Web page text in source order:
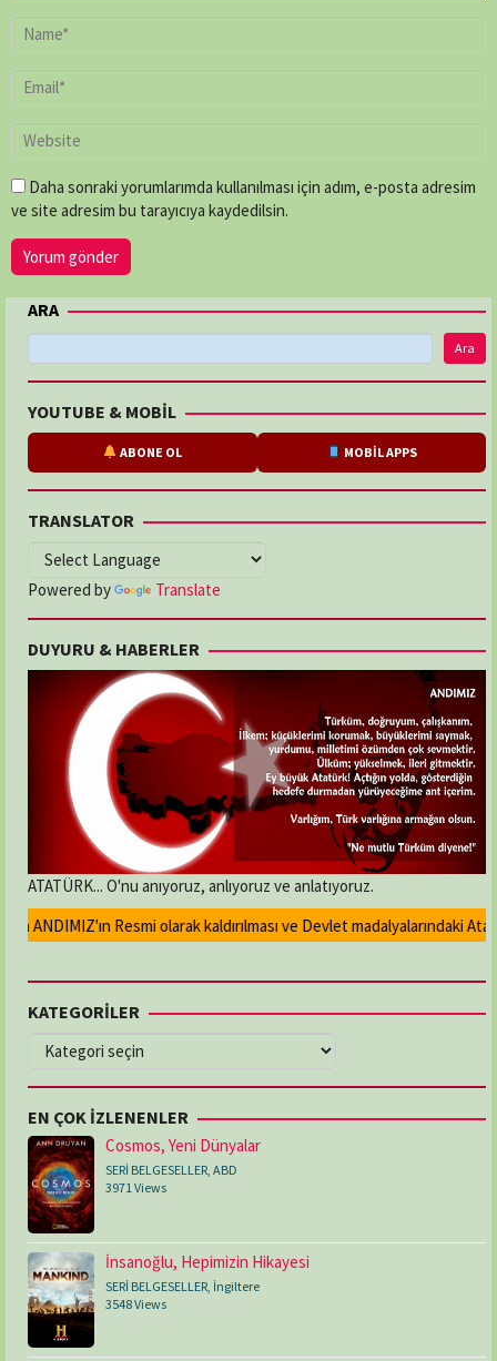
Daha sonraki yorumlarımda kullanılması için adım, e-posta adresim
ve site adresim bu tarayıcıya kaydedilsin.
ARA
Ara
YOUTUBE & MOBİL
ABONE OL MOBİL APPS
TRANSLATOR
Powered by Translate
DUYURU & HABERLER
ATATÜRK... O'nu anıyoruz, anlıyoruz ve anlatıyoruz.
ANDIMIZ'ın Resmi olarak kaldırılması ve Devlet madalyalarındaki
KATEGORİLER
KATEGORİLER
EN ÇOK İZLENENLER
Cosmos, Yeni Dünyalar
SERİ BELGESELLER, ABD
3971 Views
İnsanoğlu, Hepimizin Hikayesi
SERİ BELGESELLER, İngiltere
3548 Views